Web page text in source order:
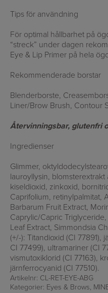
Tips för användning
För optimal hållbarhet på
“streck” under dagen
Eye & Lip Primer på hela
Rekommenderade borstar
Blenderborste,
Liner/Brow Brush, Contour
Återvinningsbar, glutenfri
Ingredienser
Glimmer,
lauroyllysin,
kiseldioxid, zinkoxid,
Caprifolium, retinylpalmitat,
Barbarum Fruit Extract,
Caprylic/Capric
Leaf Extract, Simmondsia
(+/-): Titandioxid (CI 77891),
CI 77499), ultramariner (CI
vismutoxiklorid (CI 77163),
järnferrocyanid (CI 77510).
Artikelnr: CL-RET-EYE-ABG
Kategorier: Eyes & Brows,